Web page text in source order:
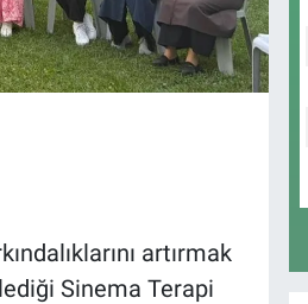
artırmak
Sinema Terapi